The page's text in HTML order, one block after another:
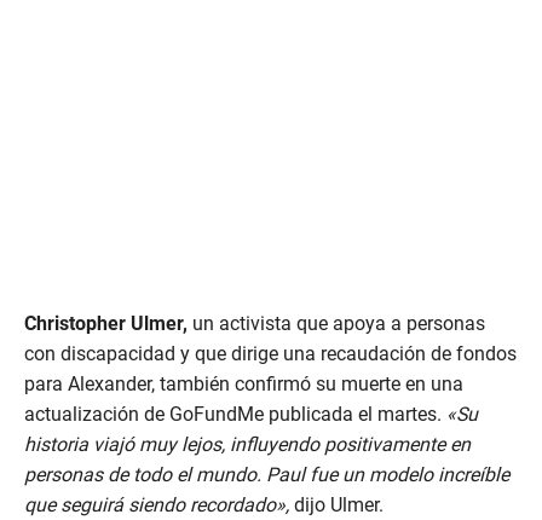
Christopher Ulmer, un activista que apoya a personas
con discapacidad y que dirige una recaudación de fondos
para Alexander, también confirmó su muerte en una
actualización de GoFundMe publicada el martes. «Su
historia viajó muy lejos, influyendo positivamente en
personas de todo el mundo. Paul fue un modelo increíble
que seguirá siendo recordado», dijo Ulmer.